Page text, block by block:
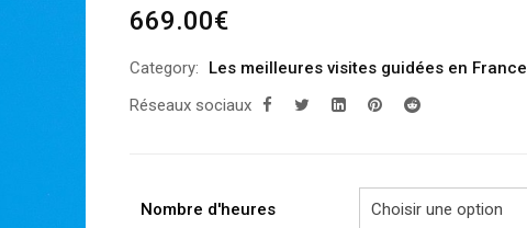
669.00€
Category:
Les meilleures visites guidées en France
Réseaux sociaux
Nombre d'heures